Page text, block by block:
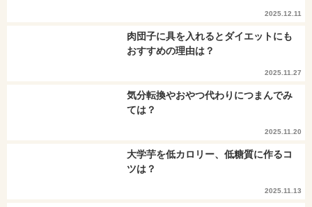
2025.12.11
肉団子に具を入れるとダイエットにも
おすすめの理由は？
2025.11.27
気分転換やおやつ代わりにつまんでみ
ては？
2025.11.20
大学芋を低カロリー、低糖質に作るコ
ツは？
2025.11.13